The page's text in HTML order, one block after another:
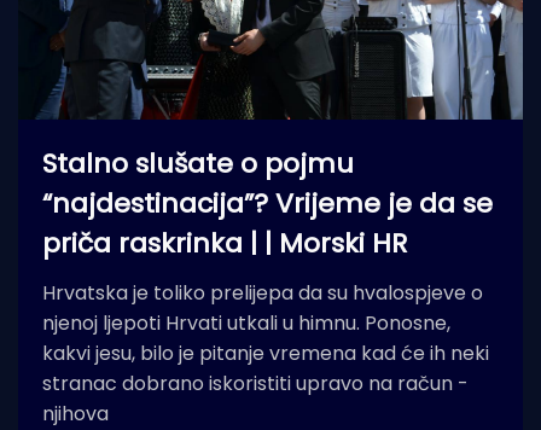
Stalno slušate o pojmu
“najdestinacija”? Vrijeme je da se
priča raskrinka | | Morski HR
Hrvatska je toliko prelijepa da su hvalospjeve o
njenoj ljepoti Hrvati utkali u himnu. Ponosne,
kakvi jesu, bilo je pitanje vremena kad će ih neki
stranac dobrano iskoristiti upravo na račun -
njihova